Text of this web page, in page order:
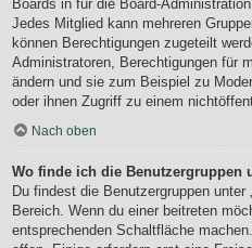
Boards in für die Board-
Jedes Mitglied kann mehreren
können Berechtigungen zugeteilt
Administratoren, Berechtigungen für
ändern und sie zum Beispiel zu
oder ihnen Zugriff zu einem
Nach oben
Wo finde ich die Benutzergruppen
Du findest die Benutzergruppen unter
Bereich. Wenn du einer beitreten
entsprechenden Schaltfläche